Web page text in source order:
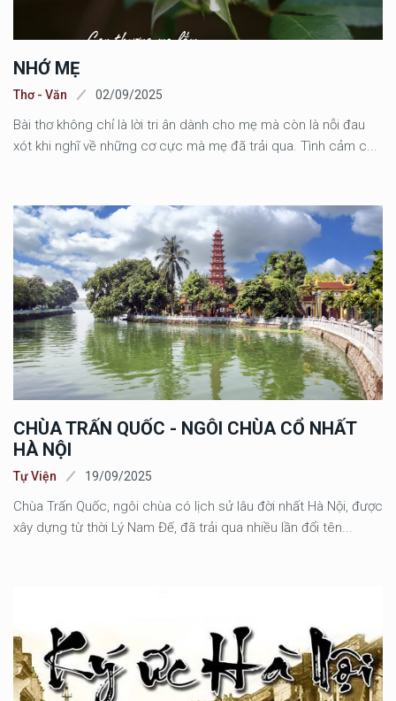
NHỚ MẸ
Thơ - Văn 02/09/2025
Bài thơ không chỉ là lời tri ân dành cho mẹ mà còn là nỗi đau
xót khi nghĩ về những cơ cực mà mẹ đã trải qua. Tình cảm c...
CHÙA TRẤN QUỐC - NGÔI CHÙA CỔ NHẤT
HÀ NỘI
Tự Viện 19/09/2025
Chùa Trấn Quốc, ngôi chùa có lịch sử lâu đời nhất Hà Nội, được
xây dựng từ thời Lý Nam Đế, đã trải qua nhiều lần đổi tên...